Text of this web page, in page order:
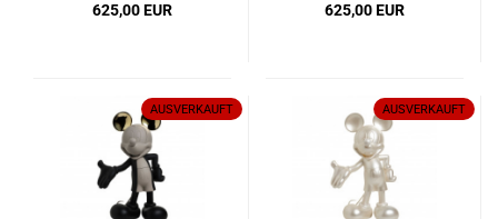
625,00 EUR 625,00 EUR
AUSVERKAUFT AUSVERKAUFT